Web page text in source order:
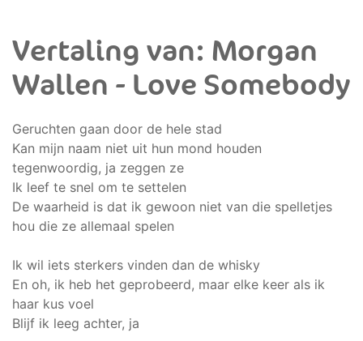
Vertaling van: Morgan
Wallen - Love Somebody
Geruchten gaan door de hele stad
Kan mijn naam niet uit hun mond houden
tegenwoordig, ja zeggen ze
Ik leef te snel om te settelen
De waarheid is dat ik gewoon niet van die spelletjes
hou die ze allemaal spelen
Ik wil iets sterkers vinden dan de whisky
En oh, ik heb het geprobeerd, maar elke keer als ik
haar kus voel
Blijf ik leeg achter, ja